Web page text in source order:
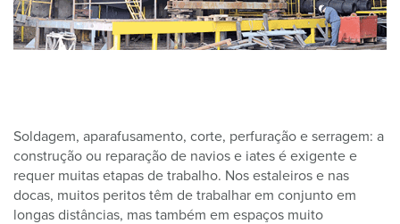
Soldagem, aparafusamento, corte, perfuração e serragem: a
construção ou reparação de navios e iates é exigente e
requer muitas etapas de trabalho. Nos estaleiros e nas
docas, muitos peritos têm de trabalhar em conjunto em
longas distâncias, mas também em espaços muito